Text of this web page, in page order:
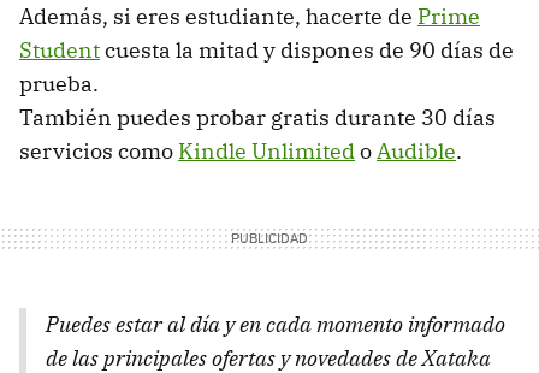
Además, si eres estudiante, hacerte de Prime
Studentcuesta la mitad y dispones de 90 días de
prueba.
También puedes probar gratis durante 30 días
servicios como Kindle UnlimitedoAudible.
Puedes estar al día y en cada momento informado
de las principales ofertas y novedades de Xataka